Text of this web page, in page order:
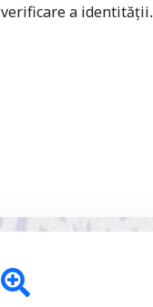
verificare a identității.